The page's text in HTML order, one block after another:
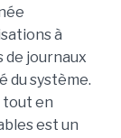
à
de journaux
du système.
tout en
est un